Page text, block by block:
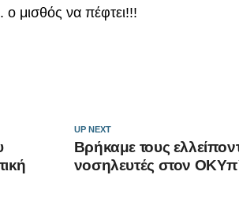
μισθός να πέφτει!!!
UP NEXT
Βρήκαμε τους
νοσηλευτές στον